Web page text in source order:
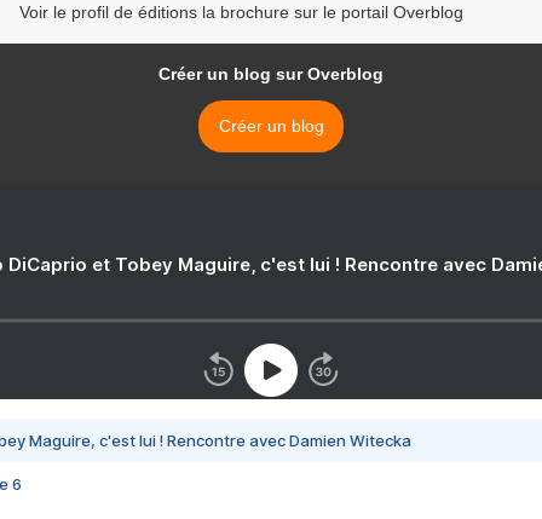
Voir le profil de éditions la brochure sur le portail Overblog
Créer un blog sur Overblog
Créer un blog
DiCaprio et Tobey Maguire, c'est lui ! Rencontre avec
Maguire, c'est lui ! Rencontre avec Damien Witecka
6